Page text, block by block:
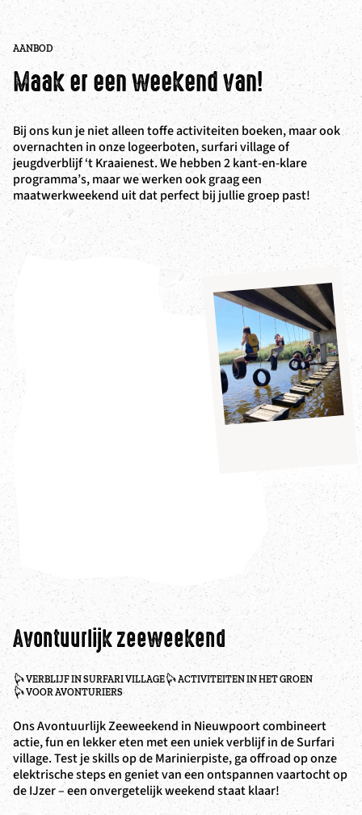
AANBOD
Maak er een weekend van!
Bij ons kun je niet alleen toffe activiteiten boeken, maar ook
overnachten in onze logeerboten, surfari village of
jeugdverblijf ‘t Kraaienest. We hebben 2 kant-en-klare
programma’s, maar we werken ook graag een
maatwerkweekend uit dat perfect bij jullie groep past!
Avontuurlijk zeeweekend
VERBLIJF IN SURFARI VILLAGE
ACTIVITEITEN IN HET GROEN
VOOR AVONTURIERS
Ons Avontuurlijk Zeeweekend in Nieuwpoort combineert
actie, fun en lekker eten met een uniek verblijf in de Surfari
village. Test je skills op de Marinierpiste, ga offroad op onze
elektrische steps en geniet van een ontspannen vaartocht op
de IJzer – een onvergetelijk weekend staat klaar!